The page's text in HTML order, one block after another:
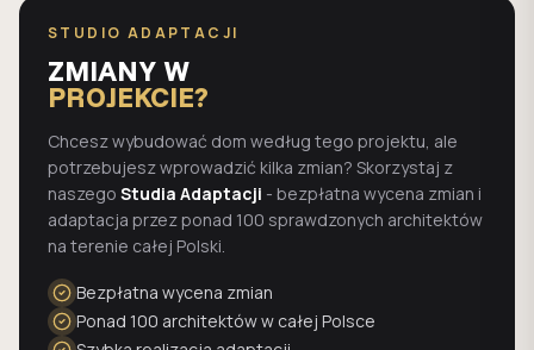
STUDIO ADAPTACJI
ZMIANY W
PROJEKCIE?
Chcesz wybudować dom według tego projektu, ale
potrzebujesz wprowadzić kilka zmian? Skorzystaj z
naszego Studia Adaptacji - bezpłatna wycena zmian i
adaptacja przez ponad 100 sprawdzonych architektów
na terenie całej Polski.
Bezpłatna wycena zmian
Ponad 100 architektów w całej Polsce